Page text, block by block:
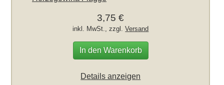
3,75 €
inkl. MwSt., zzgl.Versand
In den Warenkorb
Details anzeigen